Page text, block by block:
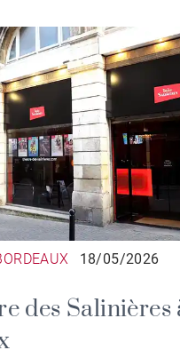
18/05/2026
des Salinières